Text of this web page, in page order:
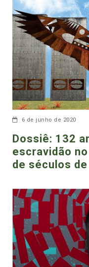
6 de junho de 2020
Dossiê: 132
escravidão
de séculos